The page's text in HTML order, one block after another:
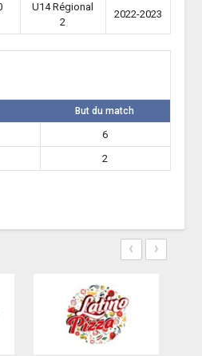
U14 Régional
2
2022-2023
But du match
6
2
‹ ›